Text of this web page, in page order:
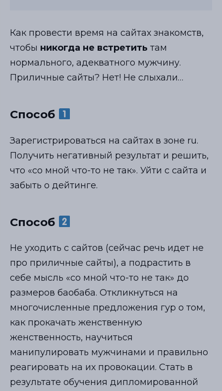
Как провести время на сайтах знакомств,
чтобы никогда не встретить там
нормального, адекватного мужчину.
Приличные сайты? Нет! Не слыхали…
Способ
Зарегистрироваться на сайтах в зоне ru.
Получить негативный результат и решить,
что «со мной что-то не так». Уйти с сайта и
забыть о дейтинге.
Способ
Не уходить с сайтов (сейчас речь идет не
про приличные сайты), а подрастить в
себе мысль «со мной что-то не так» до
размеров баобаба. Откликнуться на
многочисленные предложения гур о том,
как прокачать женственную
женственность, научиться
манипулировать мужчинами и правильно
реагировать на их провокации. Стать в
результате обучения дипломированной